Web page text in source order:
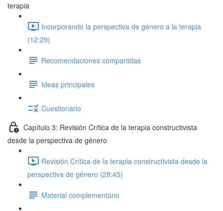
terapia
Incorporando la perspectiva de género a la terapia
(12:29)
Recomendaciones compartidas
Ideas principales
Cuestionario
Capítulo 3: Revisión Crítica de la terapia constructivista
desde la perspectiva de género
Revisión Crítica de la terapia constructivista desde la
perspectiva de género (28:45)
Material complementario